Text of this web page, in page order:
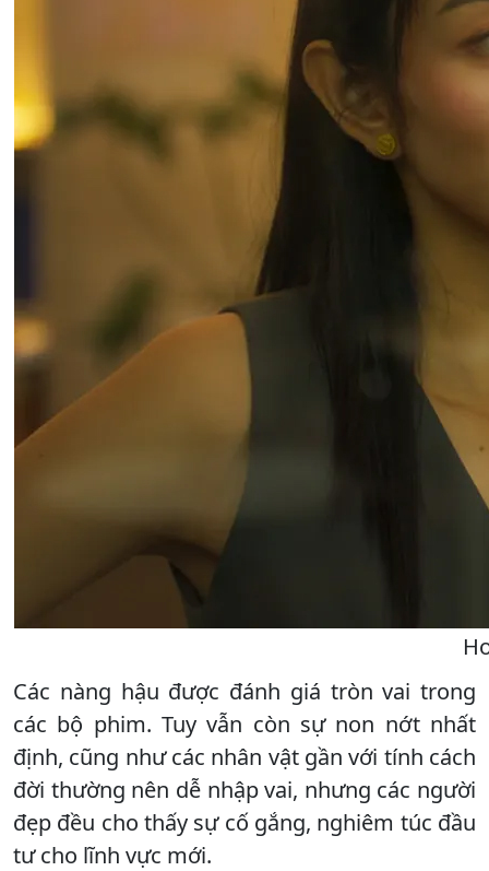
Các nàng hậu được đánh giá tròn vai trong
các bộ phim. Tuy vẫn còn sự non nớt nhất
định, cũng như các nhân vật gần với tính cách
đời thường nên dễ nhập vai, nhưng các người
đẹp đều cho thấy sự cố gắng, nghiêm túc đầu
tư cho lĩnh vực mới.